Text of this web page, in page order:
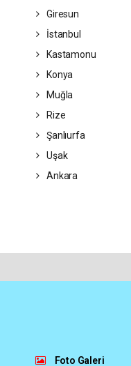
Giresun
İstanbul
Kastamonu
Konya
Muğla
Rize
Şanlıurfa
Uşak
Ankara
Foto Galeri